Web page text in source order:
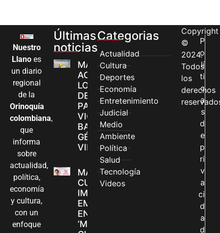
Nuestro
Llano es
un diario
regional
de la
Orinoquía
colombiana,
que
informa
sobre
actualidad,
política,
economía
y cultura,
con un
enfoque
Últimas
noticias
MÁS MUJERES
ACCEDEN A
LOS CANALES
DE ATENCIÓN
PARA
VIOLENCIAS
BASADAS EN
GÉNERO EN
VILLAVICENCIO
MADRES
CUIDADORAS
IMPULSAN SUS
EMPRENDIMIENTOS
EN LA FERIA
‘MANOS QUE
Categorias
Actualidad
Cultura
Deportes
Economía
Entretenimiento
Judicial
Medio
Ambiente
Política
Salud
Tecnología
Videos
Copyright
©
2024.
Todos
los
derechos
P
o
lí
ti
c
a
s
d
e
p
ri
v
a
ci
d
a
d